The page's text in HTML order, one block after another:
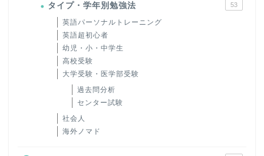
タイプ・学年別勉強法 53
英語パーソナルトレーニング
英語超初心者
幼児・小・中学生
高校受験
大学受験・医学部受験
過去問分析
センター試験
社会人
海外ノマド